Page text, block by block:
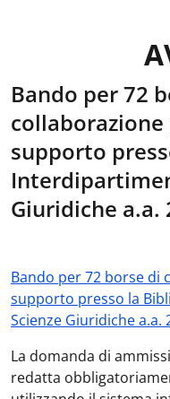
Bando per 72
supporto
Giuridiche a.a.
Bando per 72 borse di
supporto presso la
Scienze Giuridiche a.a.
La domanda di
redatta